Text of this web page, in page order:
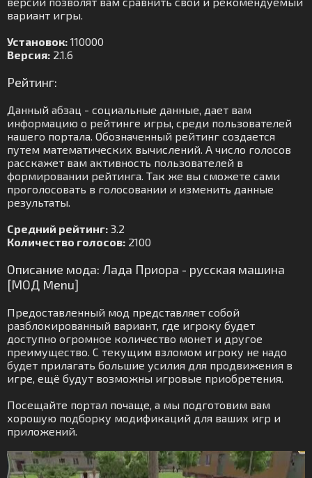
вариант игры.
Установок: 110000
Версия: 2.1.6
Рейтинг:
Данный абзац - социальные данные, дает вам
информацию о рейтинге игры, среди пользователей
нашего портала. Обозначенный рейтинг создается
путем математических вычислений. А число голосов
расскажет вам активность пользователей в
формировании рейтинга. Так же вы сможете сами
проголосовать в голосовании и изменить данные
результаты.
Средний рейтинг: 3.2
Количество голосов: 2100
Описание мода: Лада Приора - русская машина
[МОД Menu]
Предоставленный мод представляет собой
разблокированный вариант, где игроку будет
доступно огромное количество монет и другое
преимущество. С текущим взломом игроку не надо
будет прилагать большие усилия для продвижения в
игре, ещё будут возможны игровые приобретения.
Посещайте портал почаще, а мы подготовим вам
хорошую подборку модификаций для ваших игр и
приложений.